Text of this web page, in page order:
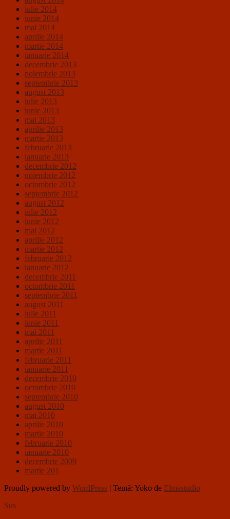
iulie 2014
iunie 2014
mai 2014
aprilie 2014
martie 2014
ianuarie 2014
decembrie 2013
noiembrie 2013
septembrie 2013
august 2013
iulie 2013
iunie 2013
mai 2013
aprilie 2013
martie 2013
februarie 2013
ianuarie 2013
decembrie 2012
noiembrie 2012
octombrie 2012
septembrie 2012
august 2012
iulie 2012
iunie 2012
mai 2012
aprilie 2012
martie 2012
februarie 2012
ianuarie 2012
decembrie 2011
octombrie 2011
septembrie 2011
august 2011
iulie 2011
iunie 2011
mai 2011
aprilie 2011
martie 2011
februarie 2011
ianuarie 2011
decembrie 2010
octombrie 2010
septembrie 2010
august 2010
mai 2010
aprilie 2010
martie 2010
februarie 2010
ianuarie 2010
decembrie 2009
martie 201
Proudly powered by WordPress | Temă: Yoko de Elmastudio
Sus